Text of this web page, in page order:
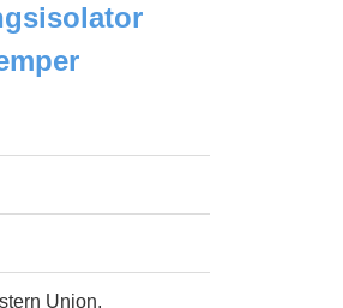
Union,